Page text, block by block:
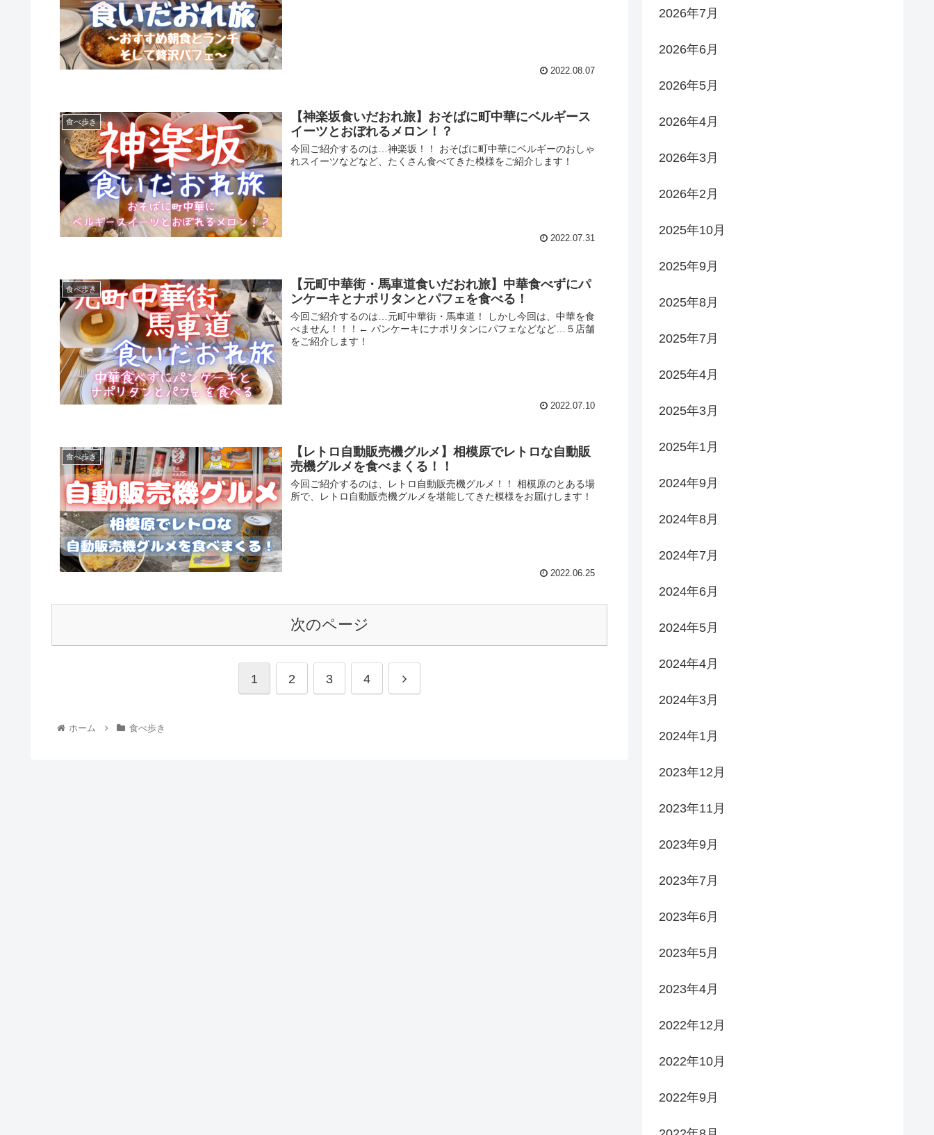
2022.08.07
食べ歩き
【神楽坂食いだおれ旅】おそばに町中華にベルギース
イーツとおぼれるメロン！？
今回ご紹介するのは…神楽坂！！ おそばに町中華にベルギーのおしゃ
れスイーツなどなど、たくさん食べてきた模様をご紹介します！
2022.07.31
食べ歩き
【元町中華街・馬車道食いだおれ旅】中華食べずにパ
ンケーキとナポリタンとパフェを食べる！
今回ご紹介するのは…元町中華街・馬車道！ しかし今回は、中華を食
べません！！！← パンケーキにナポリタンにパフェなどなど…５店舗
をご紹介します！
2022.07.10
食べ歩き
【レトロ自動販売機グルメ】相模原でレトロな自動販
売機グルメを食べまくる！！
今回ご紹介するのは、レトロ自動販売機グルメ！！ 相模原のとある場
所で、レトロ自動販売機グルメを堪能してきた模様をお届けします！
2022.06.25
次のページ
1 2 3 4
ホーム 食べ歩き
2026年7月
2026年6月
2026年5月
2026年4月
2026年3月
2026年2月
2025年10月
2025年9月
2025年8月
2025年7月
2025年4月
2025年3月
2025年1月
2024年9月
2024年8月
2024年7月
2024年6月
2024年5月
2024年4月
2024年3月
2024年1月
2023年12月
2023年11月
2023年9月
2023年7月
2023年6月
2023年5月
2023年4月
2022年12月
2022年10月
2022年9月